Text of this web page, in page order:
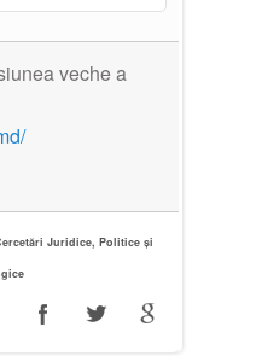
veche a
Juridice, Politice și